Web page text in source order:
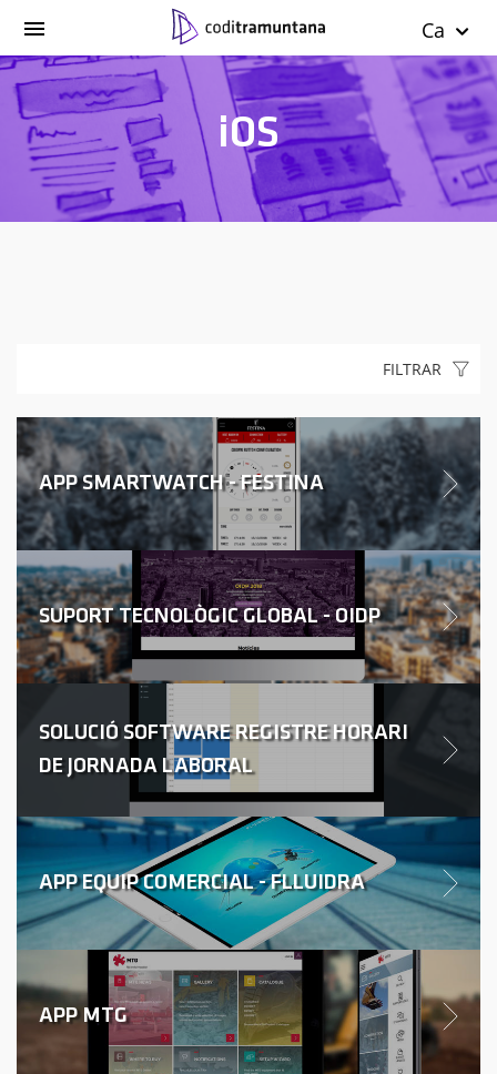
Ca
iOS
FILTRAR
APP SMARTWATCH - FESTINA
SUPORT TECNOLÒGIC GLOBAL - OIDP
SOLUCIÓ SOFTWARE REGISTRE HORARI
DE JORNADA LABORAL
APP EQUIP COMERCIAL - FLLUIDRA
APP MTG